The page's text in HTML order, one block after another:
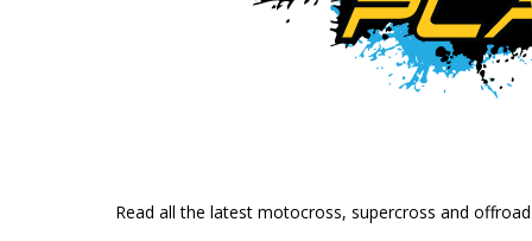
Read all the latest motocross, supercross and